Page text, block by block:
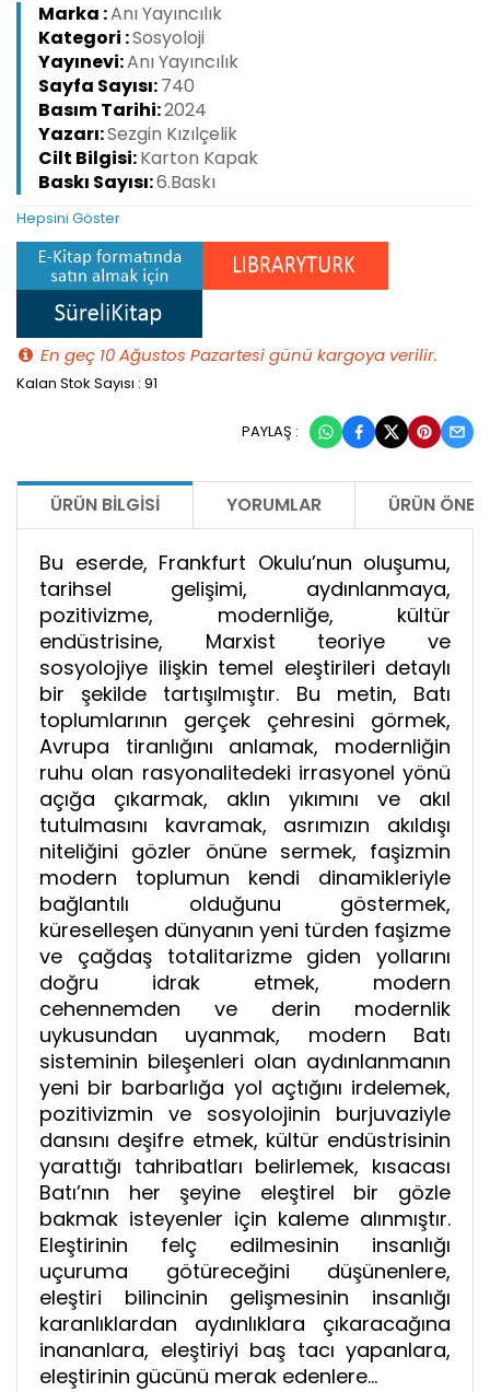
Marka :Anı Yayıncılık
Kategori :Sosyoloji
Yayınevi:Anı Yayıncılık
Sayfa Sayısı:740
Basım Tarihi:2024
Yazarı:Sezgin Kızılçelik
Cilt Bilgisi:Karton Kapak
Baskı Sayısı:6.Baskı
Hepsini Göster
En geç 10 Ağustos Pazartesi günü kargoya verilir.
Kalan Stok Sayısı : 91
PAYLAŞ :
ÜRÜN BILGISI YORUMLAR ÜRÜN
Bu eserde, Frankfurt Okulu’nun oluşumu,
tarihsel gelişimi, aydınlanmaya,
pozitivizme, modernliğe, kültür
endüstrisine, Marxist teoriye ve
sosyolojiye ilişkin temel eleştirileri detaylı
bir şekilde tartışılmıştır. Bu metin, Batı
toplumlarının gerçek çehresini görmek,
Avrupa tiranlığını anlamak, modernliğin
ruhu olan rasyonalitedeki irrasyonel yönü
açığa çıkarmak, aklın yıkımını ve akıl
tutulmasını kavramak, asrımızın akıldışı
niteliğini gözler önüne sermek, faşizmin
modern toplumun kendi dinamikleriyle
bağlantılı olduğunu göstermek,
küreselleşen dünyanın yeni türden faşizme
ve çağdaş totalitarizme giden yollarını
doğru idrak etmek, modern
cehennemden ve derin modernlik
uykusundan uyanmak, modern Batı
sisteminin bileşenleri olan aydınlanmanın
yeni bir barbarlığa yol açtığını irdelemek,
pozitivizmin ve sosyolojinin burjuvaziyle
dansını deşifre etmek, kültür endüstrisinin
yarattığı tahribatları belirlemek, kısacası
Batı’nın her şeyine eleştirel bir gözle
bakmak isteyenler için kaleme alınmıştır.
Eleştirinin felç edilmesinin insanlığı
uçuruma götüreceğini düşünenlere,
eleştiri bilincinin gelişmesinin insanlığı
karanlıklardan aydınlıklara çıkaracağına
inananlara, eleştiriyi baş tacı yapanlara,
eleştirinin gücünü merak edenlere…